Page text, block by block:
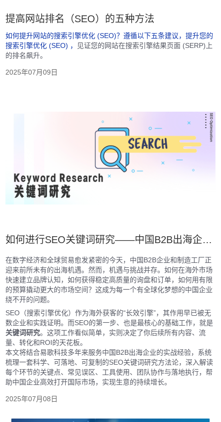
提高网站排名（SEO）的五种方法
如何提升网站的搜索引擎优化 (SEO)？遵循以下五条建议，提升您的
搜索引擎优化 (SEO) ，
见证您的网站在搜索引擎结果页面 (SERP)上
的排名飙升。
2025年07月09日
如何进行SEO关键词研究——中国B2B出海企业实战全案
在数字经济和全球贸易愈发紧密的今天，中国B2B企业和制造工厂正
迎来前所未有的出海机遇。然而，机遇与挑战并存。如何在海外市场
快速建立品牌认知，如何获得稳定高质量的询盘和订单，如何用有限
的预算撬动更大的市场空间？这成为每一个有全球化梦想的中国企业
绕不开的问题。
SEO（搜索引擎优化）作为海外获客的“长效引擎”，其作用早已被无
数企业和实践证明。而SEO的第一步、也是最核心的基础工作，就是
关键词研究。这项工作看似简单，实则决定了你后续所有内容、流
量、转化和ROI的天花板。
本文将结合易歌科技多年来服务中国B2B出海企业的实战经验，系统
梳理一套科学、可落地、可复制的SEO关键词研究方法论，深入解读
每个环节的关键点、常见误区、工具使用、团队协作与落地执行，帮
助中国企业高效打开国际市场，实现生意的持续增长。
2025年07月08日